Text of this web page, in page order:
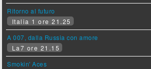
Ritorno al futuro
Italia 1 ore 21.25
A 007, dalla Russia con amore
La7 ore 21.15
Smokin' Aces